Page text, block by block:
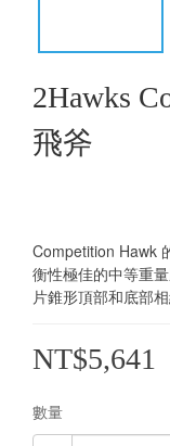
2Hawks
飛斧
Competition Hawk
衡性極佳的中等重
片錐形頂部和底部
NT$5,641
數量